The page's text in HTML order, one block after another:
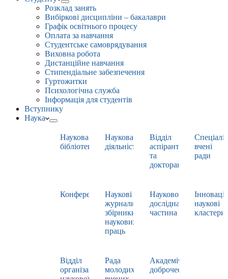
Розклад занять
Вибіркові дисципліни – бакалаври
Графік освітнього процесу
Оплата за навчання
Студентське самоврядування
Виховна робота
Дистанційне навчання
Стипендіальне забезпечення
Гуртожитки
Психологічна служба
Інформація для студентів
Вступнику
Наука
Наукова
бібліотека
Наукова
діяльність
Відділ
аспірантури
та
докторантури
вчені
ради
Конференції
Наукові
журнали,
збірники
наукових
праць
Науково-
дослідна
частина
наукові
кластери
Відділ
організації
Рада
молодих
Академічна
доброчесність